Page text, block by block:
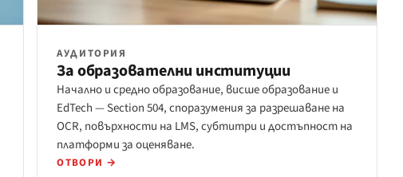
АУДИТОРИЯ
За образователни институции
Начално и средно образование, висше образование и
EdTech — Section 504, споразумения за разрешаване на
OCR, повърхности на LMS, субтитри и достъпност на
платформи за оценяване.
ОТВОРИ →